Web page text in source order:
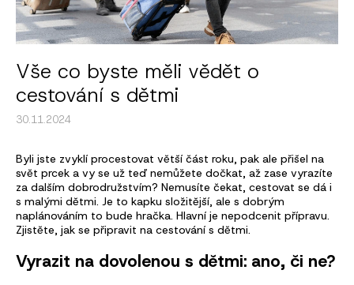
Vše co byste měli vědět o
cestování s dětmi
30.11.2024
Byli jste zvyklí procestovat větší část roku, pak ale přišel na
svět prcek a vy se už teď nemůžete dočkat, až zase vyrazíte
za dalším dobrodružstvím? Nemusíte čekat, cestovat se dá i
s malými dětmi. Je to kapku složitější, ale s dobrým
naplánováním to bude hračka. Hlavní je nepodcenit přípravu.
Zjistěte, jak se připravit na cestování s dětmi.
Vyrazit na dovolenou s dětmi: ano, či ne?